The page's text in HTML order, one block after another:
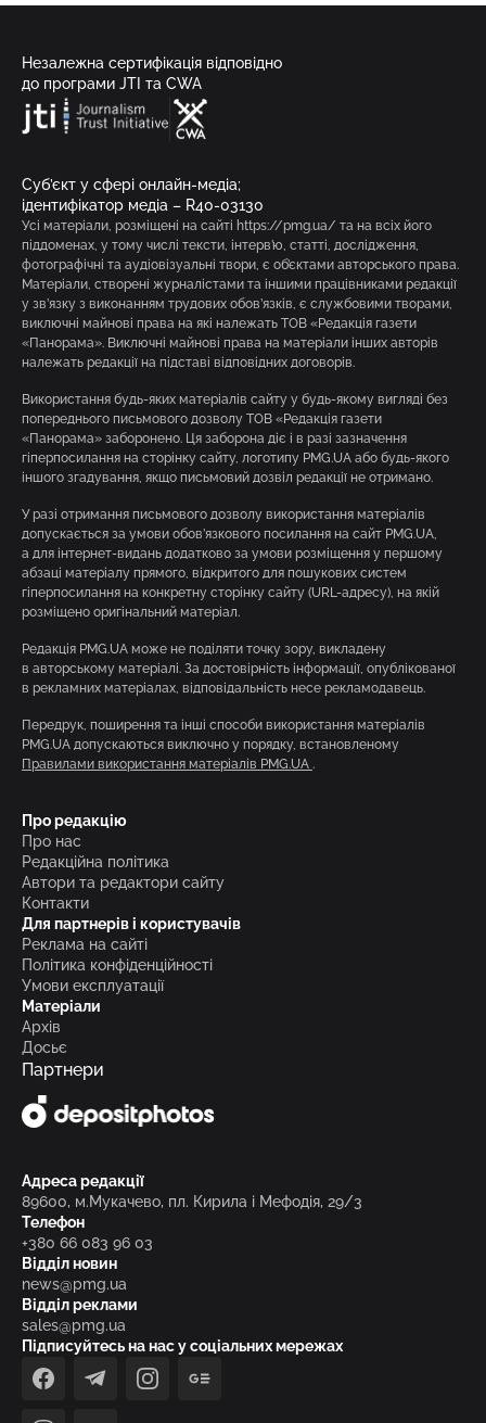
Незалежна сертифікація відповідно
до програми JTI та CWA
Суб’єкт у сфері онлайн-медіа;
ідентифікатор медіа – R40-03130
Усі матеріали, розміщені на сайті https://pmg.ua/ та на всіх його
піддоменах, у тому числі тексти, інтерв’ю, статті, дослідження,
фотографічні та аудіовізуальні твори, є об’єктами авторського права.
Матеріали, створені журналістами та іншими працівниками редакції
у зв’язку з виконанням трудових обов’язків, є службовими творами,
виключні майнові права на які належать ТОВ «Редакція газети
«Панорама». Виключні майнові права на матеріали інших авторів
належать редакції на підставі відповідних договорів.
Використання будь-яких матеріалів сайту у будь-якому вигляді без
попереднього письмового дозволу ТОВ «Редакція газети
«Панорама» заборонено. Ця заборона діє і в разі зазначення
гіперпосилання на сторінку сайту, логотипу PMG.UA або будь-якого
іншого згадування, якщо письмовий дозвіл редакції не отримано.
У разі отримання письмового дозволу використання матеріалів
допускається за умови обов’язкового посилання на сайт PMG.UA,
а для інтернет-видань додатково за умови розміщення у першому
абзаці матеріалу прямого, відкритого для пошукових систем
гіперпосилання на конкретну сторінку сайту (URL-адресу), на якій
розміщено оригінальний матеріал.
Редакція PMG.UA може не поділяти точку зору, викладену
в авторському матеріалі. За достовірність інформації, опублікованої
в рекламних матеріалах, відповідальність несе рекламодавець.
Передрук, поширення та інші способи використання матеріалів
PMG.UA допускаються виключно у порядку, встановленому
Правилами використання матеріалів PMG.UA .
Про редакцію
Про нас
Редакційна політика
Автори та редактори сайту
Контакти
Для партнерів і користувачів
Реклама на сайті
Політика конфіденційності
Умови експлуатації
Матеріали
Архів
Досьє
Партнери
Адреса редакції
89600, м.Мукачево, пл. Кирила і Мефодія, 29/3
Телефон
+380 66 083 96 03
Відділ новин
news@pmg.ua
Відділ реклами
sales@pmg.ua
Підписуйтесь на нас у соціальних мережах
facebooktelegraminstagramgoogle_news